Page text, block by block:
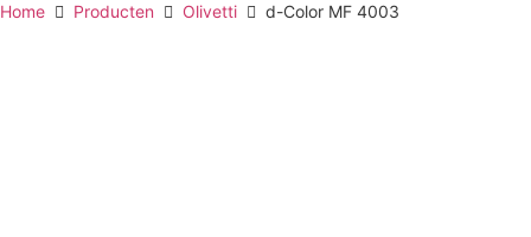
Home Producten Olivetti d-Color MF 4003